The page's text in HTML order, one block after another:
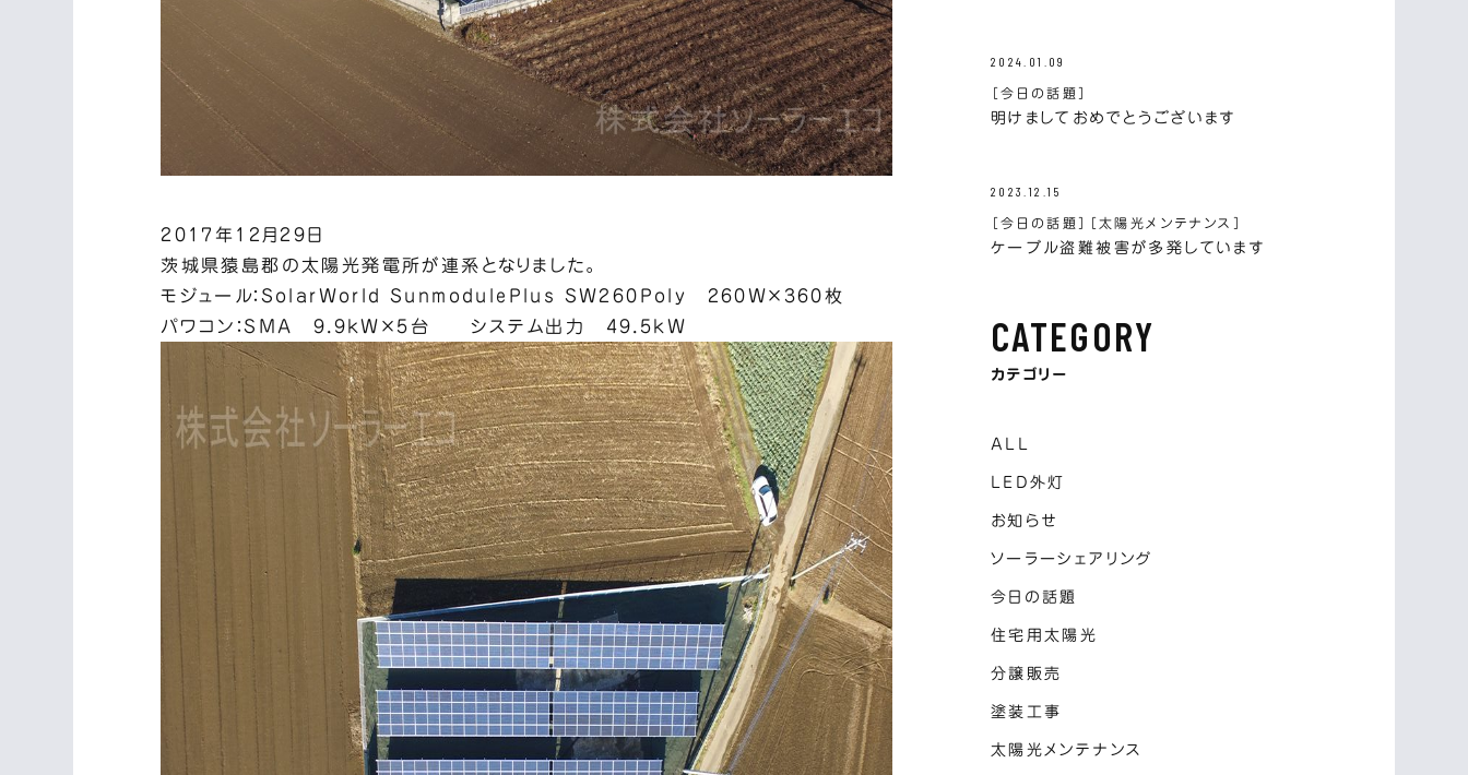
2017年12月29日
茨城県猿島郡の太陽光発電所が連系となりました。
モジュール：SolarWorld SunmodulePlus SW260Poly 260W×360枚
パワコン：SMA 9.9kW×5台 システム出力 49.5kW
2024.01.09
［今日の話題］
明けましておめでとうございます
2023.12.15
［今日の話題］ ［太陽光メンテナンス］
ケーブル盗難被害が多発しています
CATEGORY
カテゴリー
ALL
LED外灯
お知らせ
ソーラーシェアリング
今日の話題
住宅用太陽光
分譲販売
塗装工事
太陽光メンテナンス